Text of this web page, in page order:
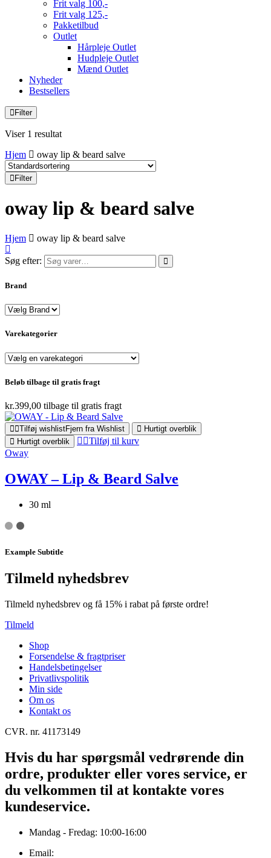
Frit valg 100,-
Frit valg 125,-
Pakketilbud
Outlet
Hårpleje Outlet
Hudpleje Outlet
Mænd Outlet
Nyheder
Bestsellers
Filter
Viser 1 resultat
Hjem
oway lip & beard salve
Filter
oway lip & beard salve
Hjem oway lip & beard salve
Søg efter:
Brand
Varekategorier
Beløb tilbage til gratis fragt
kr.399,00 tilbage til gratis fragt
Tilføj wishlistFjern fra Wishlist
Hurtigt overblik
Hurtigt overblik
Tilføj til kurv
Oway
OWAY – Lip & Beard Salve
30 ml
Example Subtitle
Tilmeld nyhedsbrev
Tilmeld nyhedsbrev og få 15% i rabat på første ordre!
Tilmeld
Shop
Forsendelse & fragtpriser
Handelsbetingelser
Privatlivspolitik
Min side
Om os
Kontakt os
CVR. nr. 41173149
Hvis du har spørgsmål vedrørende din
ordre, produkter eller vores service, er
du velkommen til at kontakte vores
kundeservice.
Mandag - Fredag: 10:00-16:00
Email: